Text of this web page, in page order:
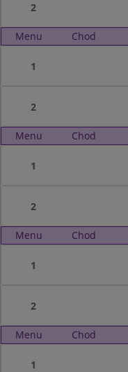
2
Menu Chod
1
2
Menu Chod
1
2
Menu Chod
1
2
Menu Chod
1